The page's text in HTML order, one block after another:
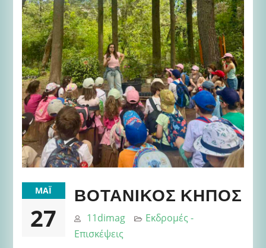
ΜΆΙ
27
ΒΟΤΑΝΙΚΌΣ ΚΉΠΟΣ
11dimag
Εκδρομές -
Επισκέψεις